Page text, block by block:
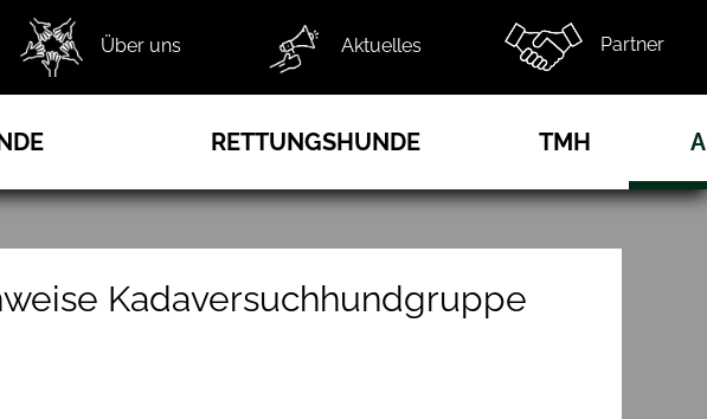
Über uns Aktuelles Partner
RETTUNGSHUNDE TMH
Kadaversuchhundgruppe